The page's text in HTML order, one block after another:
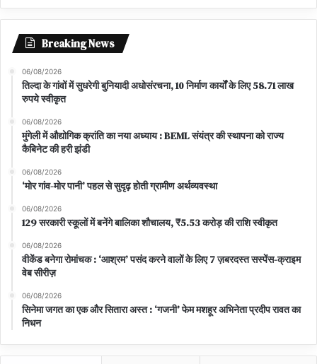
Breaking News
06/08/2026
तिल्दा के गांवों में सुधरेगी बुनियादी अधोसंरचना, 10 निर्माण कार्यों के लिए 58.71 लाख
रुपये स्वीकृत
06/08/2026
मुंगेली में औद्योगिक क्रांति का नया अध्याय : BEML संयंत्र की स्थापना को राज्य
कैबिनेट की हरी झंडी
06/08/2026
‘मोर गांव-मोर पानी’ पहल से सुदृढ़ होती ग्रामीण अर्थव्यवस्था
06/08/2026
129 सरकारी स्कूलों में बनेंगे बालिका शौचालय, ₹5.53 करोड़ की राशि स्वीकृत
06/08/2026
वीकेंड बनेगा रोमांचक : ‘आश्रम’ पसंद करने वालों के लिए 7 ज़बरदस्त सस्पेंस-क्राइम
वेब सीरीज़
06/08/2026
सिनेमा जगत का एक और सितारा अस्त : ‘गजनी’ फेम मशहूर अभिनेता प्रदीप रावत का
निधन